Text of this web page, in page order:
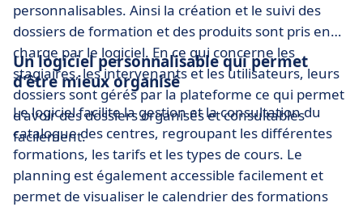
personnalisables. Ainsi la création et le suivi des
dossiers de formation et des produits sont pris en
charge par le logiciel. En ce qui concerne les
stagiaires, les intervenants et les utilisateurs, leurs
dossiers sont gérés par la plateforme ce qui permet
d'avoir des dossiers organisés et consultables
facilement.
Un logiciel personnalisable qui permet
d'être mieux organisé
Le logiciel facilite la gestion et la consultation du
catalogue des centres, regroupant les différentes
formations, les tarifs et les types de cours. Le
planning est également accessible facilement et
permet de visualiser le calendrier des formations